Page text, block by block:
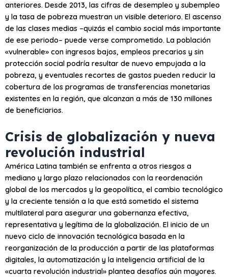
anteriores. Desde 2013, las cifras de desempleo y subempleo
y la tasa de pobreza muestran un visible deterioro. El ascenso
de las clases medias –quizás el cambio social más importante
de ese periodo– puede verse comprometido. La población
«vulnerable» con ingresos bajos, empleos precarios y sin
protección social podría resultar de nuevo empujada a la
pobreza, y eventuales recortes de gastos pueden reducir la
cobertura de los programas de transferencias monetarias
existentes en la región, que alcanzan a más de 130 millones
de beneficiarios.
Crisis de globalización y nueva
revolución industrial
América Latina también se enfrenta a otros riesgos a
mediano y largo plazo relacionados con la reordenación
global de los mercados y la geopolítica, el cambio tecnológico
y la creciente tensión a la que está sometido el sistema
multilateral para asegurar una gobernanza efectiva,
representativa y legítima de la globalización. El inicio de un
nuevo ciclo de innovación tecnológica basada en la
reorganización de la producción a partir de las plataformas
digitales, la automatización y la inteligencia artificial de la
«cuarta revolución industrial» plantea desafíos aún mayores.